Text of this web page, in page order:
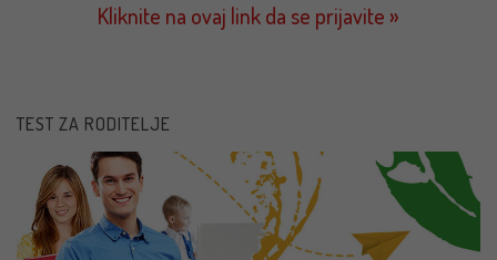
TEST ZA RODITELJE
Kliknite na ovaj link da se prijavite »